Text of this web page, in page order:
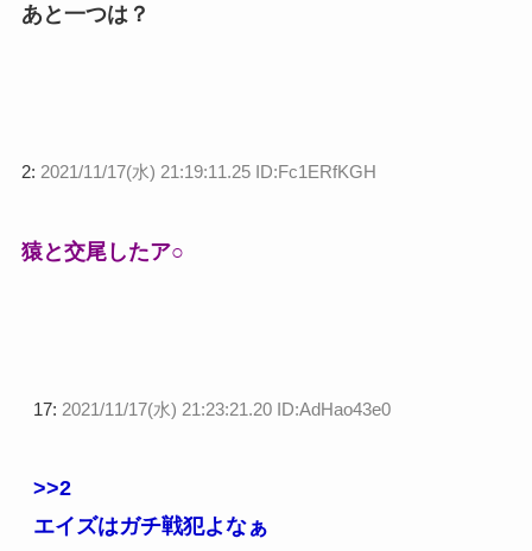
あと一つは？
2: 2021/11/17(水) 21:19:11.25 ID:Fc1ERfKGH
猿と交尾したア○
17: 2021/11/17(水) 21:23:21.20 ID:AdHao43e0
>>2
エイズはガチ戦犯よなぁ